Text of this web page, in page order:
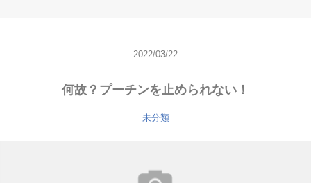
2022/03/22
何故？プーチンを止められない！
未分類